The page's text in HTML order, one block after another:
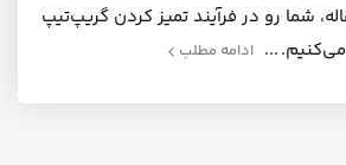
شما رو در فرآیند تمیز کردن گریپ‌تیپ
ادامه مطلب